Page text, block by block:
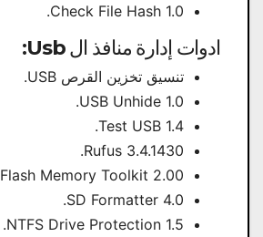
Check File Hash 1.0.
ادوات إدارة منافذ ال Usb:
تنسيق تخزين القرص USB.
USB Unhide 1.0.
Test USB 1.4.
Rufus 3.4.1430.
Flash Memory Toolkit 2.00.
SD Formatter 4.0.
NTFS Drive Protection 1.5.